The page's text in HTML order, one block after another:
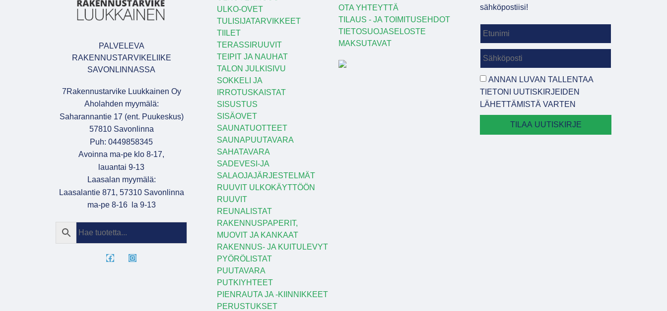
PALVELEVA
RAKENNUSTARVIKELIIKE
SAVONLINNASSA
7Rakennustarvike Luukkainen Oy
Aholahden myymälä:
Saharannantie 17 (ent. Puukeskus)
57810 Savonlinna
Puh: 0449858345
Avoinna ma-pe klo 8-17,
lauantai 9-13
Laasalan myymälä:
Laasalantie 871, 57310 Savonlinna
ma-pe 8-16 la 9-13
ULKO-OVET
TULISIJATARVIKKEET
TIILET
TERASSIRUUVIT
TEIPIT JA NAUHAT
TALON JULKISIVU
SOKKELI JA
IRROTUSKAISTAT
SISUSTUS
SISÄOVET
SAUNATUOTTEET
SAUNAPUUTAVARA
SAHATAVARA
SADEVESI-JA
SALAOJAJÄRJESTELMÄT
RUUVIT ULKOKÄYTTÖÖN
RUUVIT
REUNALISTAT
RAKENNUSPAPERIT,
MUOVIT JA KANKAAT
RAKENNUS- JA KUITULEVYT
PYÖRÖLISTAT
PUUTAVARA
PUTKIYHTEET
PIENRAUTA JA -KIINNIKKEET
PERUSTUKSET
OTA YHTEYTTÄ
TILAUS - JA TOIMITUSEHDOT
TIETOSUOJASELOSTE
MAKSUTAVAT
sähköpostiisi!
ANNAN LUVAN TALLENTAA
TIETONI UUTISKIRJEIDEN
LÄHETTÄMISTÄ VARTEN
TILAA UUTISKIRJE